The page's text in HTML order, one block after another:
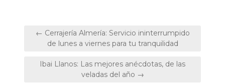
Navegación
entradas
← Cerrajería Almería: Servicio ininterrumpido
de lunes a viernes para tu tranquilidad
Ibai Llanos: Las mejores anécdotas, de las
veladas del año →